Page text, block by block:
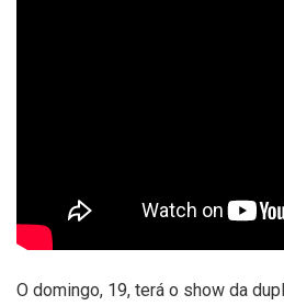
O domingo, 19, terá o show da